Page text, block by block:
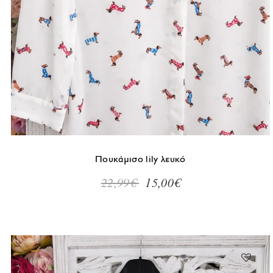
Μέγεθος
S/Μ L/XL
Πουκάμισο lily λευκό
22,99€ 15,00€